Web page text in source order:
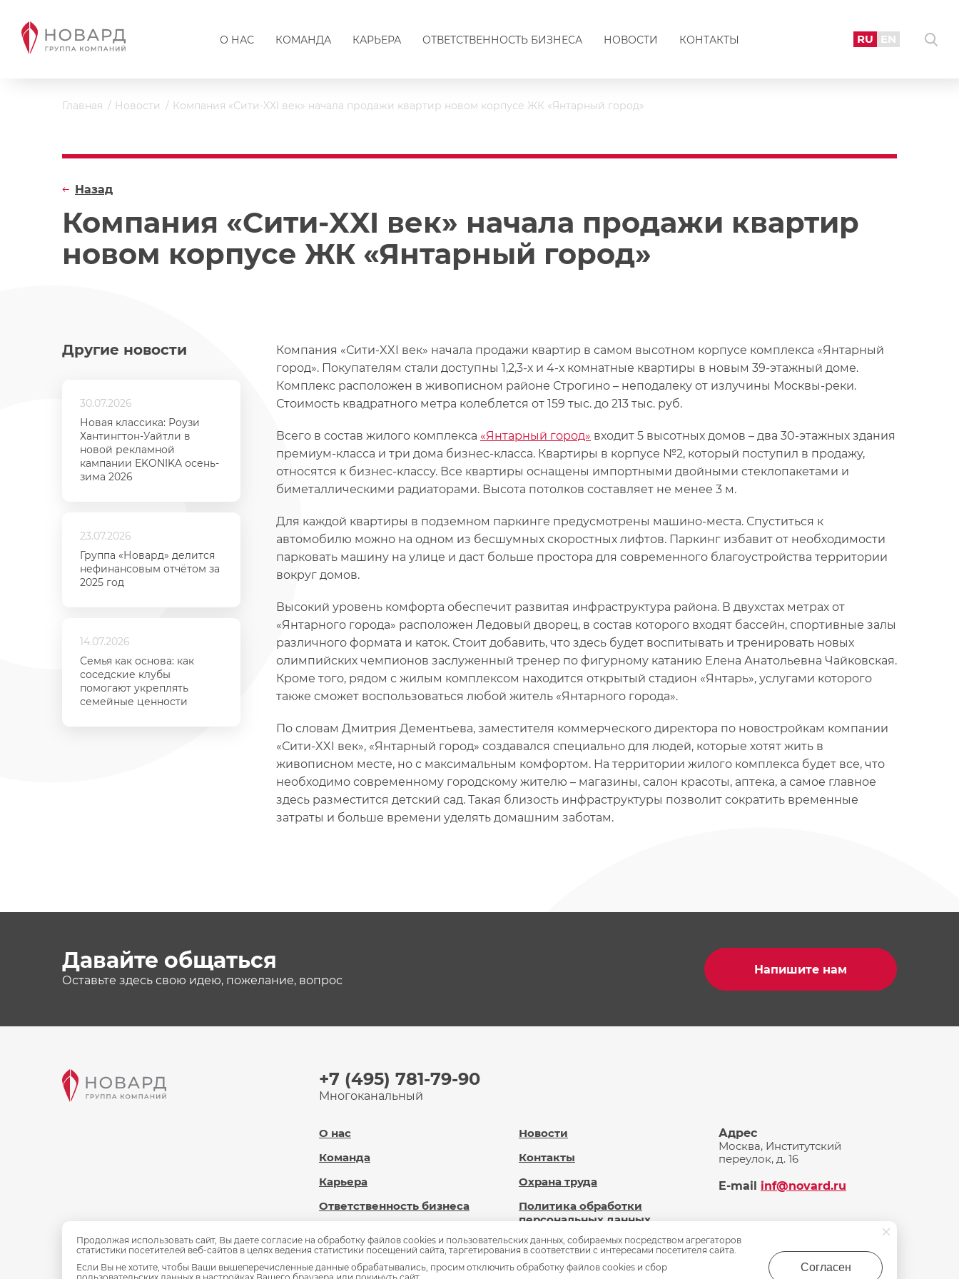
О НАС КОМАНДА КАРЬЕРА ОТВЕТСТВЕННОСТЬ БИЗНЕСА НОВОСТИ КОНТАКТЫ RU EN
Главная Новости Компания «Сити-XXI век» начала продажи квартир новом корпусе ЖК «Янтарный город»
Компания «Сити-XXI век» начала продажи квартир
новом корпусе ЖК «Янтарный город»
Назад
Другие новости
30.07.2026
Новая классика: Роузи
Хантингтон-Уайтли в
новой рекламной
кампании EKONIKA осень-
зима 2026
23.07.2026
Группа «Новард» делится
нефинансовым отчётом за
2025 год
14.07.2026
Семья как основа: как
соседские клубы
помогают укреплять
семейные ценности
Компания «Сити-XXI век» начала продажи квартир в самом высотном корпусе комплекса «Янтарный
город». Покупателям стали доступны 1,2,3-х и 4-х комнатные квартиры в новым 39-этажный доме.
Комплекс расположен в живописном районе Строгино – неподалеку от излучины Москвы-реки.
Стоимость квадратного метра колеблется от 159 тыс. до 213 тыс. руб.
Всего в состав жилого комплекса «Янтарный город» входит 5 высотных домов – два 30-этажных здания
премиум-класса и три дома бизнес-класса. Квартиры в корпусе №2, который поступил в продажу,
относятся к бизнес-классу. Все квартиры оснащены импортными двойными стеклопакетами и
биметаллическими радиаторами. Высота потолков составляет не менее 3 м.
Для каждой квартиры в подземном паркинге предусмотрены машино-места. Спуститься к
автомобилю можно на одном из бесшумных скоростных лифтов. Паркинг избавит от необходимости
парковать машину на улице и даст больше простора для современного благоустройства территории
вокруг домов.
Высокий уровень комфорта обеспечит развитая инфраструктура района. В двухстах метрах от
«Янтарного города» расположен Ледовый дворец, в состав которого входят бассейн, спортивные залы
различного формата и каток. Стоит добавить, что здесь будет воспитывать и тренировать новых
олимпийских чемпионов заслуженный тренер по фигурному катанию Елена Анатольевна Чайковская.
Кроме того, рядом с жилым комплексом находится открытый стадион «Янтарь», услугами которого
также сможет воспользоваться любой житель «Янтарного города».
По словам Дмитрия Дементьева, заместителя коммерческого директора по новостройкам компании
«Сити-XXI век», «Янтарный город» создавался специально для людей, которые хотят жить в
живописном месте, но с максимальным комфортом. На территории жилого комплекса будет все, что
необходимо современному городскому жителю – магазины, салон красоты, аптека, а самое главное
здесь разместится детский сад. Такая близость инфраструктуры позволит сократить временные
затраты и больше времени уделять домашним заботам.
Давайте общаться
Оставьте здесь свою идею, пожелание, вопрос
Напишите нам
+7 (495) 781-79-90
Многоканальный
О нас
Команда
Карьера
Ответственность бизнеса
Доброновард.рф
Новости
Контакты
Охрана труда
Политика обработки
персональных данных
Сведения об
образовательной
организации
Адрес
Москва, Институтский
переулок, д. 16
E-mail inf@novard.ru
Продолжая использовать сайт, Вы даете согласие на обработку файлов cookies и пользовательских данных, собираемых посредством агрегаторов
статистики посетителей веб-сайтов в целях ведения статистики посещений сайта, таргетирования в соответствии с интересами посетителя сайта.
Если Вы не хотите, чтобы Ваши вышеперечисленные данные обрабатывались, просим отключить обработку файлов cookies и сбор
Согласен